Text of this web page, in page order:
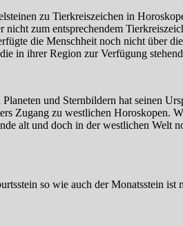
zu Tierkreiszeichen in
zum entsprechendem
die Menschheit noch nicht über
in ihrer Region zur Verfügung
und Sternbildern hat seinen
Zugang zu westlichen Horoskopen.
alt und doch in der westlichen Welt
so wie auch der Monatsstein